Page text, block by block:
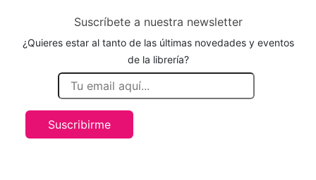
Suscríbete a nuestra newsletter
¿Quieres estar al tanto de las últimas novedades y eventos
de la librería?
Suscribirme